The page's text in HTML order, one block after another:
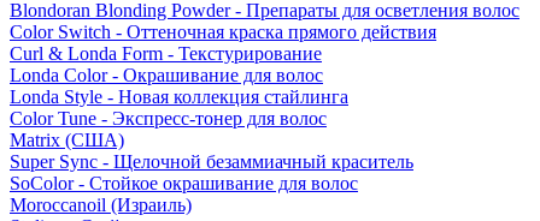
Blondoran Blonding Powder - Препараты для осветления волос
Color Switch - Оттеночная краска прямого действия
Curl & Londa Form - Текстурирование
Londa Color - Окрашивание для волос
Londa Style - Новая коллекция стайлинга
Color Tune - Экспресс-тонер для волос
Matrix (США)
Super Sync - Щелочной безаммиачный краситель
SoColor - Стойкое окрашивание для волос
Moroccanoil (Израиль)